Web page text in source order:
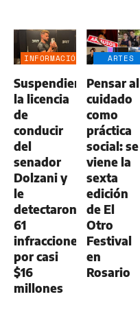
INFORMACIÓN
Suspendieron
la licencia
de
conducir
del
senador
Dolzani y
le
detectaron
61
infracciones
por casi
$16
millones
ARTES
Pensar al
cuidado
como
práctica
social: se
viene la
sexta
edición
de El
Otro
Festival
en
Rosario